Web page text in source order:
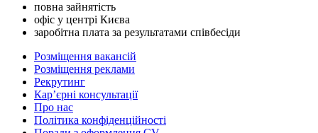
повна зайнятість
офіс у центрі Києва
заробітна плата за результатами співбесіди
Розміщення вакансій
Розміщення реклами
Рекрутинг
Карʼєрні консультації
Про нас
Політика конфіденційності